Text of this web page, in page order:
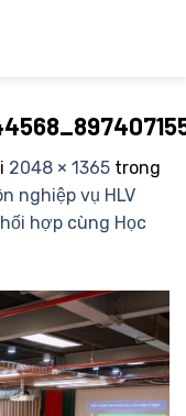
2048 × 1365 trong
nghiệp vụ HLV
hợp cùng Học